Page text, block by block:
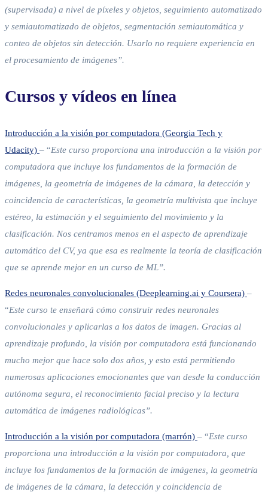
(supervisada) a nivel de píxeles y objetos, seguimiento automatizado
y semiautomatizado de objetos, segmentación semiautomática y
conteo de objetos sin detección. Usarlo no requiere experiencia en
el procesamiento de imágenes”.
Cursos y vídeos en línea
Introducción a la visión por computadora (Georgia Tech y
Udacity) – “Este curso proporciona una introducción a la visión por
computadora que incluye los fundamentos de la formación de
imágenes, la geometría de imágenes de la cámara, la detección y
coincidencia de características, la geometría multivista que incluye
estéreo, la estimación y el seguimiento del movimiento y la
clasificación. Nos centramos menos en el aspecto de aprendizaje
automático del CV, ya que esa es realmente la teoría de clasificación
que se aprende mejor en un curso de ML”.
Redes neuronales convolucionales (Deeplearning.ai y Coursera) –
“Este curso te enseñará cómo construir redes neuronales
convolucionales y aplicarlas a los datos de imagen. Gracias al
aprendizaje profundo, la visión por computadora está funcionando
mucho mejor que hace solo dos años, y esto está permitiendo
numerosas aplicaciones emocionantes que van desde la conducción
autónoma segura, el reconocimiento facial preciso y la lectura
automática de imágenes radiológicas”.
Introducción a la visión por computadora (marrón) – “Este curso
proporciona una introducción a la visión por computadora, que
incluye los fundamentos de la formación de imágenes, la geometría
de imágenes de la cámara, la detección y coincidencia de